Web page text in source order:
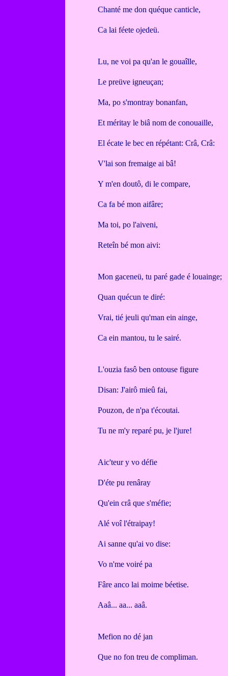
Chanté me don quéque canticle,
Ca lai féete ojedeü.
Lu, ne voi pa qu'an le gouaîlle,
Le preüve igneuçan;
Ma, po s'montray bonanfan,
Et méritay le biâ nom de conouaille,
El écate le bec en répétant: Crâ, Crâ:
V'lai son fremaige ai bâ!
Y m'en doutô, di le compare,
Ca fa bé mon aifâre;
Ma toi, po l'aiveni,
Reteîn bé mon aivi:
Mon gaceneü, tu paré gade é louainge;
Quan quécun te diré:
Vrai, tié jeuli qu'man ein ainge,
Ca ein mantou, tu le sairé.
L'ouzia fasô ben ontouse figure
Disan: J'airô mieû fai,
Pouzon, de n'pa t'écoutai.
Tu ne m'y reparé pu, je l'jure!
Aic'teur y vo défie
D'éte pu renâray
Qu'ein crâ que s'méfie;
Alé voî l'étraipay!
Ai sanne qu'ai vo dise:
Vo n'me voiré pa
Fâre anco lai moime béetise.
Aaâ... aa... aaâ.
Mefion no dé jan
Que no fon treu de compliman.